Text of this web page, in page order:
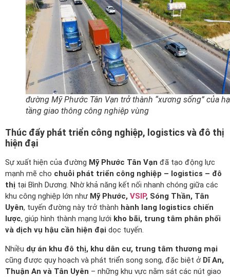
đường Mỹ Phước Tân Vạn trở thành “xương sống” của hạ
tầng giao thông công nghiệp vùng
Thúc đẩy phát triển công nghiệp, logistics và đô thị
hiện đại
Sự xuất hiện của đường Mỹ Phước Tân Vạn đã tạo động lực
mạnh mẽ cho chuỗi phát triển công nghiệp – logistics – đô
thị tại Bình Dương. Nhờ khả năng kết nối nhanh chóng giữa các
khu công nghiệp lớn như Mỹ Phước, VSIP, Sóng Thần, Tân
Uyên, tuyến đường này trở thành hành lang logistics chiến
lược, giúp hình thành mạng lưới kho bãi, trung tâm phân phối
và dịch vụ hậu cần hiện đại dọc tuyến.
Nhiều dự án khu đô thị, khu dân cư, trung tâm thương mại
cũng được quy hoạch và phát triển song song, đặc biệt ở Dĩ An,
Thuận An và Tân Uyên – những khu vực nằm sát các nút giao